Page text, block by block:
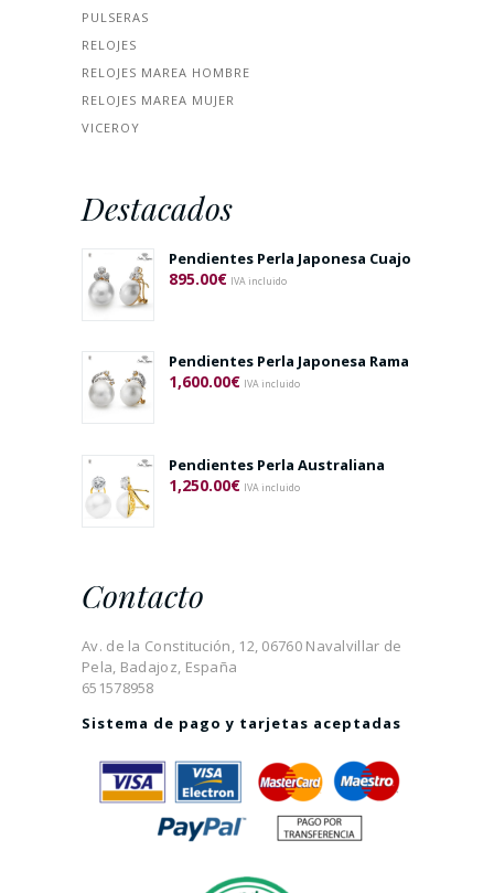
PULSERAS
RELOJES
RELOJES MAREA HOMBRE
RELOJES MAREA MUJER
VICEROY
Destacados
Pendientes Perla Japonesa Cuajo
895.00€ IVA incluido
Pendientes Perla Japonesa Rama
1,600.00€ IVA incluido
Pendientes Perla Australiana
1,250.00€ IVA incluido
Contacto
Av. de la Constitución, 12, 06760 Navalvillar de
Pela, Badajoz, España
651578958
Sistema de pago y tarjetas aceptadas